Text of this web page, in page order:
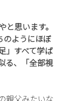
思います。
のようにほぼ
」すべて学ば
る、「全部視